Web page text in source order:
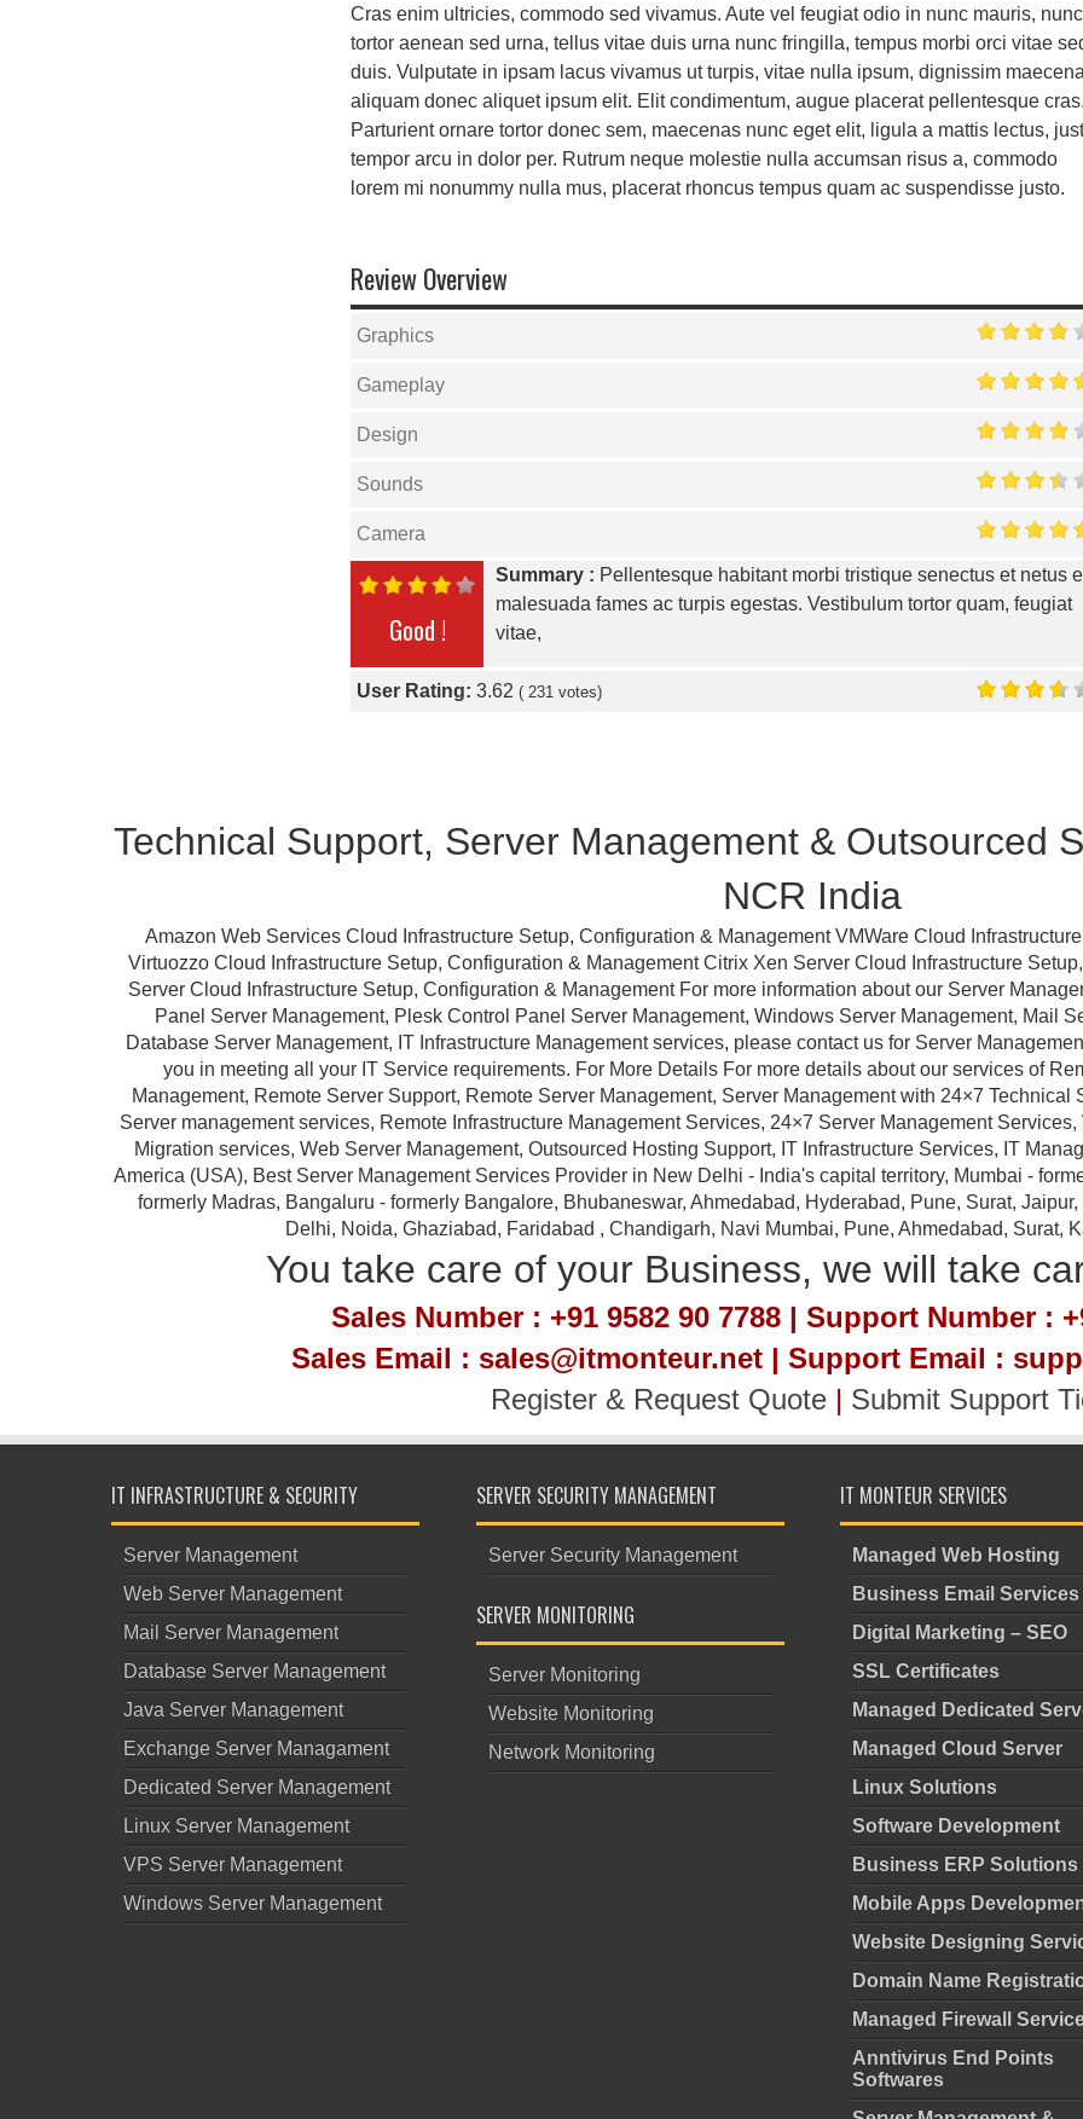
Cras enim ultricies, commodo sed vivamus. Aute vel feugiat odio in nunc mauris, nunc
tortor aenean sed urna, tellus vitae duis urna nunc fringilla, tempus morbi orci vitae
duis. Vulputate in ipsam lacus vivamus ut turpis, vitae nulla ipsum, dignissim
aliquam donec aliquet ipsum elit. Elit condimentum, augue placerat pellentesque
Parturient ornare tortor donec sem, maecenas nunc eget elit, ligula a mattis lectus,
tempor arcu in dolor per. Rutrum neque molestie nulla accumsan risus a, commodo
lorem mi nonummy nulla mus, placerat rhoncus tempus quam ac suspendisse justo.
Review Overview
Graphics
Gameplay
Design
Sounds
Camera
Good !
Summary : Pellentesque habitant morbi tristique senectus et netus
malesuada fames ac turpis egestas. Vestibulum tortor quam, feugiat
vitae,
User Rating: 3.62 ( 231 votes)
Technical Support, Server Management & Outsourced
NCR India
Amazon Web Services Cloud Infrastructure Setup, Configuration & Management VMWare Cloud
Virtuozzo Cloud Infrastructure Setup, Configuration & Management Citrix Xen Server Cloud Infrastructure
Server Cloud Infrastructure Setup, Configuration & Management For more information about our Server
Panel Server Management, Plesk Control Panel Server Management, Windows Server Management, Mail
Database Server Management, IT Infrastructure Management services, please contact us for Server
you in meeting all your IT Service requirements. For More Details For more details about our services of
Management, Remote Server Support, Remote Server Management, Server Management with 24×7
Server management services, Remote Infrastructure Management Services, 24×7 Server Management
Migration services, Web Server Management, Outsourced Hosting Support, IT Infrastructure Services, IT
America (USA), Best Server Management Services Provider in New Delhi - India's capital territory, Mumbai -
formerly Madras, Bangaluru - formerly Bangalore, Bhubaneswar, Ahmedabad, Hyderabad, Pune, Surat,
Delhi, Noida, Ghaziabad, Faridabad , Chandigarh, Navi Mumbai, Pune, Ahmedabad, Surat,
You take care of your Business, we will take
Sales Number : +91 9582 90 7788 | Support Number :
Sales Email : sales@itmonteur.net | Support Email :
Register & Request Quote | Submit Support
IT INFRASTRUCTURE & SECURITY
Server Management
Web Server Management
Mail Server Management
Database Server Management
Java Server Management
Exchange Server Managament
Dedicated Server Management
Linux Server Management
VPS Server Management
Windows Server Management
SERVER SECURITY MANAGEMENT
Server Security Management
SERVER MONITORING
Server Monitoring
Website Monitoring
Network Monitoring
IT MONTEUR SERVICES
Managed Web Hosting
Business Email Services
Digital Marketing – SEO
SSL Certificates
Managed Dedicated
Managed Cloud Server
Linux Solutions
Software Development
Business ERP Solutions
Mobile Apps
Website Designing
Domain Name
Managed Firewall
Anntivirus End Points
Softwares